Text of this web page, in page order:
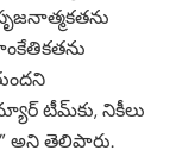
టీమ్‌కు, నికీలు
అని తెలిపారు.